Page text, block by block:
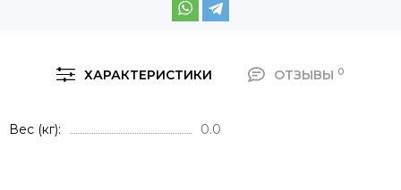
ХАРАКТЕРИСТИКИ ОТЗЫВЫ 0
Вес (кг) 0.0